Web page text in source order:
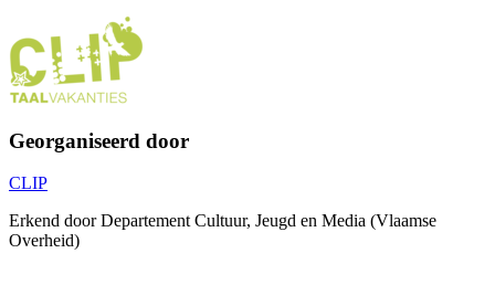
Georganiseerd door
CLIP
Erkend door Departement Cultuur, Jeugd en Media (Vlaamse
Overheid)